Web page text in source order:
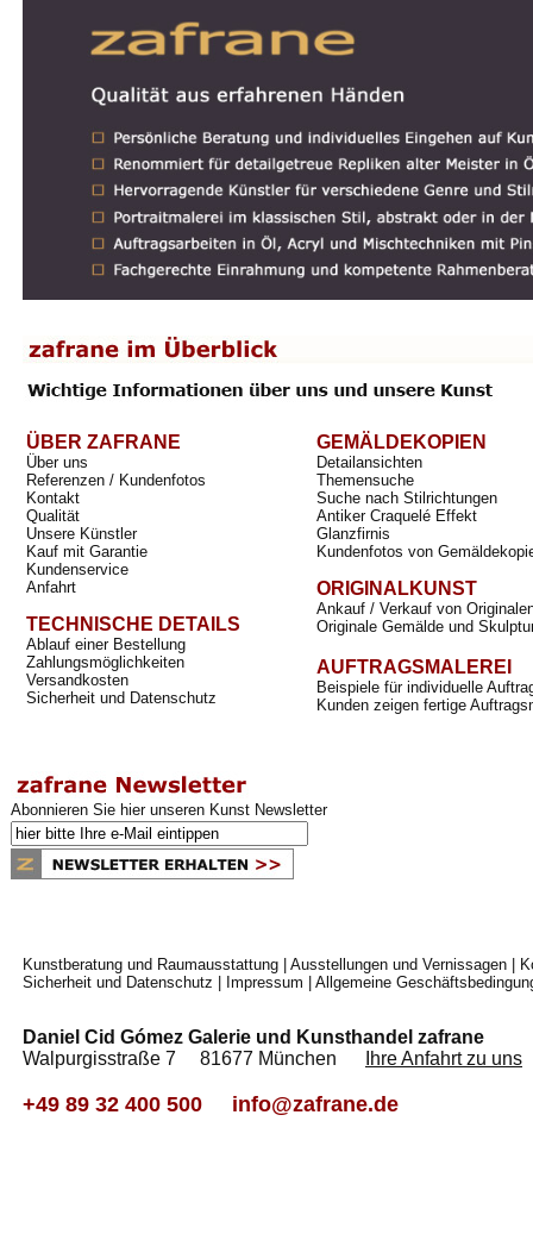
ÜBER ZAFRANE
Über uns
Referenzen / Kundenfotos
Kontakt
Qualität
Unsere Künstler
Kauf mit Garantie
Kundenservice
Anfahrt
TECHNISCHE DETAILS
Ablauf einer Bestellung
Zahlungsmöglichkeiten
Versandkosten
Sicherheit und Datenschutz
GEMÄLDEKOPIEN
Detailansichten
Themensuche
Suche nach Stilrichtungen
Antiker Craquelé Effekt
Glanzfirnis
Kundenfotos von
ORIGINALKUNST
Ankauf / Verkauf von
Originale Gemälde und
AUFTRAGSMALEREI
Beispiele für individuelle
Kunden zeigen fertige
Abonnieren Sie hier unseren Kunst Newsletter
Kunstberatung und Raumausstattung Ausstellungen und Vernissagen
Sicherheit und Datenschutz
Impressum Allgemeine
Daniel Cid Gómez Galerie und Kunsthandel zafrane
Walpurgisstraße 7 81677 München
Ihre Anfahrt zu uns
+49 89 32 400 500 info@zafrane.de